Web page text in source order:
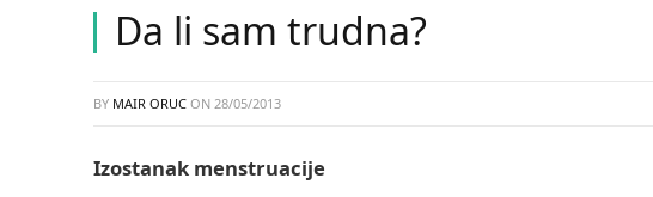
Da li sam trudna?
BY MAIR ORUC ON 28/05/2013
Izostanak menstruacije